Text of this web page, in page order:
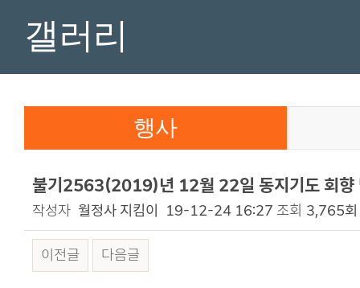
갤러리
행사
불기2563(2019)년 12월 22일 동지기도 회향
작성자 월정사 지킴이 19-12-24 16:27 조회 3,765회
이전글 다음글